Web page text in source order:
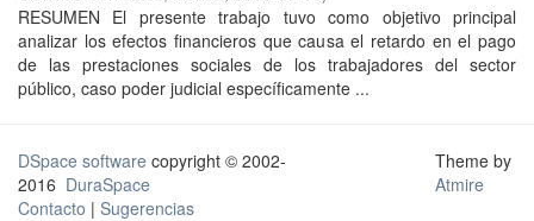
RESUMEN El presente trabajo tuvo como objetivo principal
analizar los efectos financieros que causa el retardo en el pago
de las prestaciones sociales de los trabajadores del sector
público, caso poder judicial específicamente ...
DSpace software copyright © 2002-
2016 DuraSpace
Contacto | Sugerencias
Theme by
Atmire